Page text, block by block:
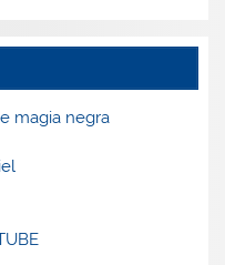
magia negra